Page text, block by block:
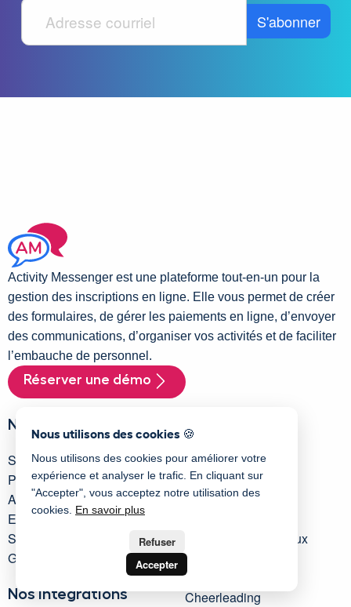
Activity Messenger est une plateforme tout-en-un pour la
gestion des inscriptions en ligne. Elle vous permet de créer
des formulaires, de gérer les paiements en ligne, d’envoyer
des communications, d’organiser vos activités et de faciliter
l’embauche de personnel.
Réserver une démo
Nos fonctionnalités
Signatures numérique
Paiements en ligne
Automatisations
Envoi de SMS
Sondages en ligne
Gestion d’employés
Nos intégrations
OBNL
Municipalités
Fédérations
Écoles d’arts martiaux
Clubs de tennis
Centre de natation
Cheerleading
Nous utilisons des cookies 🍪
Nous utilisons des cookies pour améliorer votre
expérience et analyser le trafic. En cliquant sur
"Accepter", vous acceptez notre utilisation des
cookies. En savoir plus
Refuser
Accepter